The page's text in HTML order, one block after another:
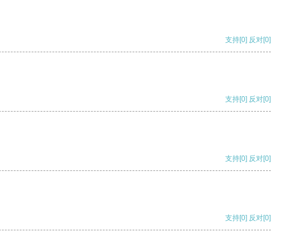
支持[0] 反对[0]
支持[0] 反对[0]
支持[0] 反对[0]
支持[0] 反对[0]